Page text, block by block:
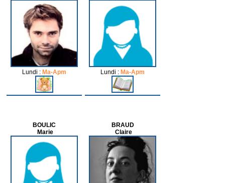
Lundi : Ma-Apm Lundi : Ma-Apm
BOULIC
Marie
BRAUD
Claire